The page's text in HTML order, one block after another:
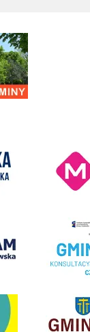
Realizacja
Seniora link do